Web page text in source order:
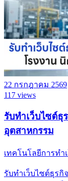
22 กรกฎาคม 2569
117 views
รับทำเว็บไซต์ธุ
อุตสาหกรรม
เทคโนโลยีการทำ
รับทำเว็บไซต์ธุร